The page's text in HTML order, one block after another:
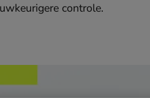
controle.